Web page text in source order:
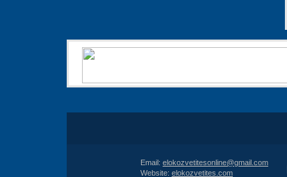
Email: elokozvetitesonline@gmail.com
Website: elokozvetites.com